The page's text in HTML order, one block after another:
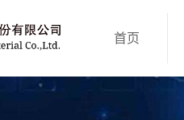
首页